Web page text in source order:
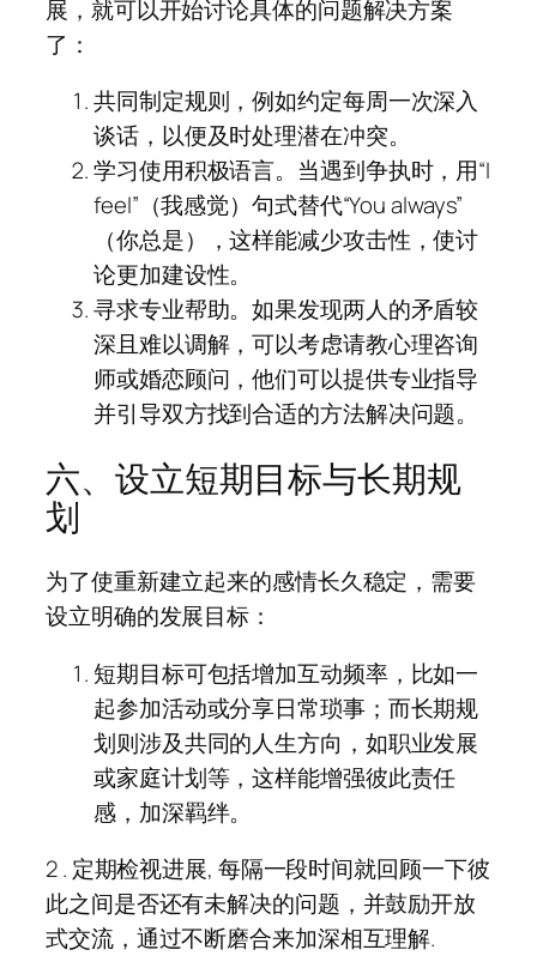
展，就可以开始讨论具体的问题解决方案
了：
共同制定规则，例如约定每周一次深入
谈话，以便及时处理潜在冲突。
学习使用积极语言。当遇到争执时，用“I
feel”（我感觉）句式替代“You always”
（你总是），这样能减少攻击性，使讨
论更加建设性。
寻求专业帮助。如果发现两人的矛盾较
深且难以调解，可以考虑请教心理咨询
师或婚恋顾问，他们可以提供专业指导
并引导双方找到合适的方法解决问题。
六、设立短期目标与长期规
划
为了使重新建立起来的感情长久稳定，需要
设立明确的发展目标：
短期目标可包括增加互动频率，比如一
起参加活动或分享日常琐事；而长期规
划则涉及共同的人生方向，如职业发展
或家庭计划等，这样能增强彼此责任
感，加深羁绊。
2 . 定期检视进展, 每隔一段时间就回顾一下彼
此之间是否还有未解决的问题，并鼓励开放
式交流，通过不断磨合来加深相互理解.